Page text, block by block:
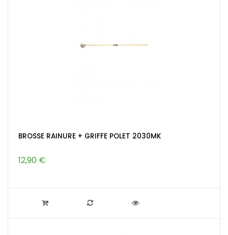
BROSSE RAINURE + GRIFFE POLET 2030MK
12,90 €